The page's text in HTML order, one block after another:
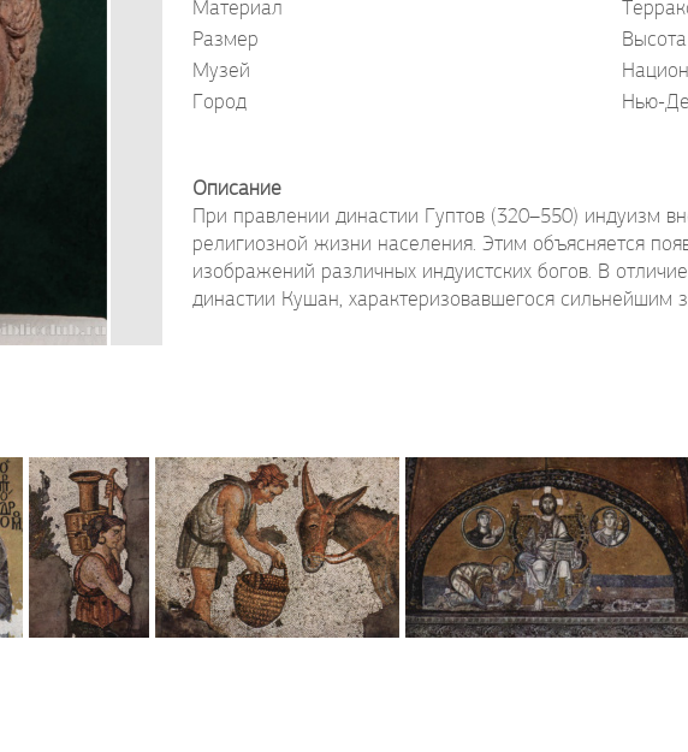
Материал
Размер
Музей
Город
Нью-
Описание
При правлении династии Гуптов (320–550) индуизм
религиозной жизни населения. Этим объясняется
изображений различных индуистских богов. В
династии Кушан, характеризовавшегося сильнейшим